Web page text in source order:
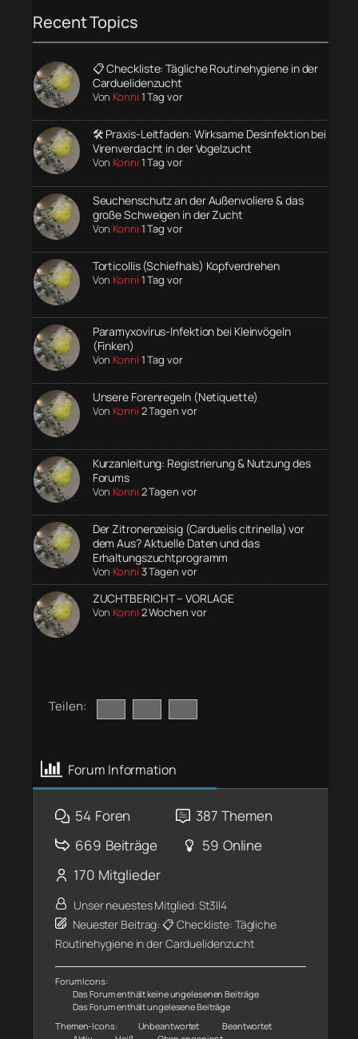
Recent Topics
📋 Checkliste: Tägliche Routinehygiene in der
Carduelidenzucht
Von Konni 1 Tag vor
🛠️ Praxis-Leitfaden: Wirksame Desinfektion bei
Virenverdacht in der Vogelzucht
Von Konni 1 Tag vor
Seuchenschutz an der Außenvoliere & das
große Schweigen in der Zucht
Von Konni 1 Tag vor
Torticollis (Schiefhals) Kopfverdrehen
Von Konni 1 Tag vor
Paramyxovirus-Infektion bei Kleinvögeln
(Finken)
Von Konni 1 Tag vor
Unsere Forenregeln (Netiquette)
Von Konni 2 Tagen vor
Kurzanleitung: Registrierung & Nutzung des
Forums
Von Konni 2 Tagen vor
Der Zitronenzeisig (Carduelis citrinella) vor
dem Aus? Aktuelle Daten und das
Erhaltungszuchtprogramm
Von Konni 3 Tagen vor
ZUCHTBERICHT – VORLAGE
Von Konni 2 Wochen vor
Teilen:
Forum Information
54 Foren 387 Themen
669 Beiträge 59 Online
170 Mitglieder
Unser neuestes Mitglied:St3ll4
Neuester Beitrag:📋 Checkliste: Tägliche
Routinehygiene in der Carduelidenzucht
Forum Icons:
Das Forum enthält keine ungelesenen Beiträge
Das Forum enthält ungelesene Beiträge
Themen-Icons:
Unbeantwortet
Beantwortet